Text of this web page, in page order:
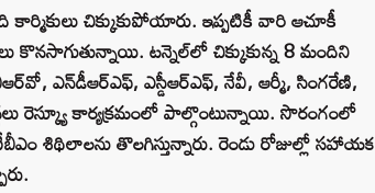
చిక్కుకుపోయారు. ఇప్పటికీ వారి ఆచూకీ
టన్నెల్‌లో చిక్కుకున్న 8 మందిని
ఎన్‌డీఆర్‌ఎఫ్, ఎస్డీఆర్‌ఎఫ్, నేవీ, ఆర్మీ, సింగరేణి,
రెస్క్యూ కార్యక్రమంలో పాల్గొంటున్నాయి. సొరంగంలో
శిథిలాలను తొలగిస్తున్నారు. రెండు రోజుల్లో సహాయక